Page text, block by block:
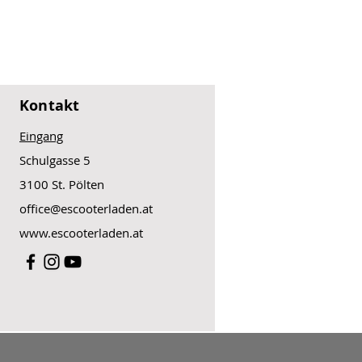
Kontakt
Eingang
Schulgasse 5
3100 St. Pölten
office@escooterladen.at
www.escooterladen.at